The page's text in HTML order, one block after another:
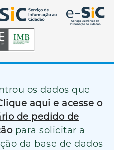
os dados que
aqui e acesse o
de pedido de
para solicitar a
da base de dados